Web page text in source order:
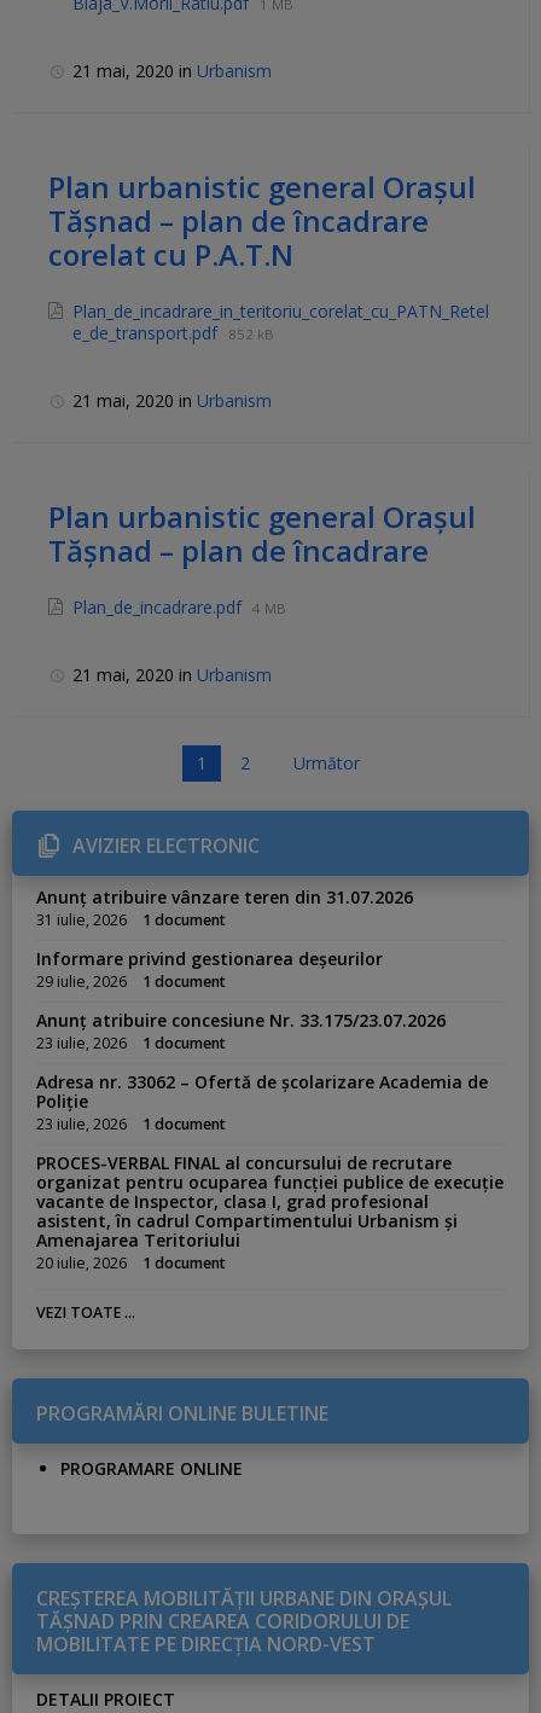
1 MB
21 mai, 2020 in Urbanism
Plan urbanistic general Orașul
Tășnad – plan de încadrare
corelat cu P.A.T.N
Plan_de_incadrare_in_teritoriu_corelat_cu_PATN_Retel
e_de_transport.pdf 852 kB
21 mai, 2020 in Urbanism
Plan urbanistic general Orașul
Tășnad – plan de încadrare
Plan_de_incadrare.pdf 4 MB
21 mai, 2020 in Urbanism
g
n
1 2 Următor
AVIZIER ELECTRONIC
Anunț atribuire vânzare teren din 31.07.2026
31 iulie, 2026 1 document
Informare privind gestionarea deșeurilor
29 iulie, 2026 1 document
Anunț atribuire concesiune Nr. 33.175/23.07.2026
23 iulie, 2026 1 document
Adresa nr. 33062 – Ofertă de școlarizare Academia de
Poliție
23 iulie, 2026 1 document
PROCES-VERBAL FINAL al concursului de recrutare
organizat pentru ocuparea funcției publice de execuție
vacante de Inspector, clasa I, grad profesional
asistent, în cadrul Compartimentului Urbanism și
Amenajarea Teritoriului
20 iulie, 2026 1 document
VEZI TOATE ...
PROGRAMĂRI ONLINE BULETINE
PROGRAMARE ONLINE
CREŞTEREA MOBILITĂŢII URBANE DIN ORAŞUL
TĂŞNAD PRIN CREAREA CORIDORULUI DE
MOBILITATE PE DIRECŢIA NORD-VEST
DETALII PROIECT